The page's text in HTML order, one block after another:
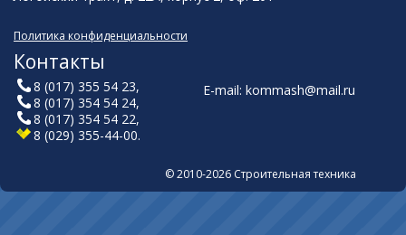
Политика конфиденциальности
Контакты
8 (017) 355 54 23,
8 (017) 354 54 24,
8 (017) 354 54 22,
8 (029) 355-44-00.
E-mail: kommash@mail.ru
© 2010-2026 Строительная техника